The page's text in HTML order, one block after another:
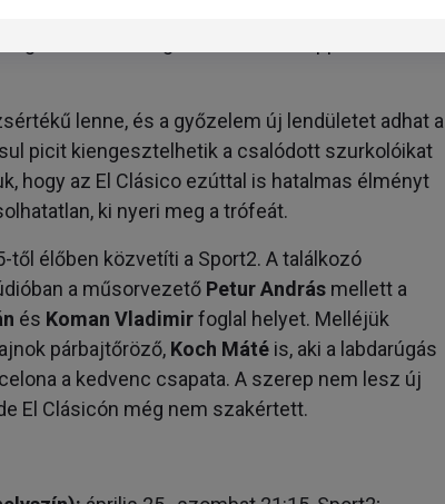
védő Dani Carvajal, Ferland Mendy, és Éder
góllövőlistát 22 góllal vezető Mbappé is
lenne, és a győzelem új lendületet adhat a
picit kiengesztelhetik a csalódott szurkolóikat
hogy az El Clásico ezúttal is hatalmas élményt
ki nyeri meg a trófeát.
élőben közvetíti a Sport2. A találkozó
a műsorvezető Petur András mellett a
és Koman Vladimirfoglal helyet. Melléjük
párbajtőröző, Koch Máté is, aki a labdarúgás
a kedvenc csapata. A szerep nem lesz új
El Clásicón még nem szakértett.